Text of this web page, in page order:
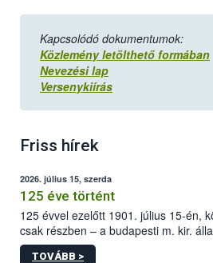
Kapcsolódó dokumentumok:
Közlemény letölthető formában
Nevezési lap
Versenykiírás
Friss hírek
2026. július 15, szerda
125 éve történt
125 évvel ezelőtt 1901. július 15-én,
csak részben – a budapesti m. kir.
állomás a Kis Rókus utca 15. szám
TOVÁBB >